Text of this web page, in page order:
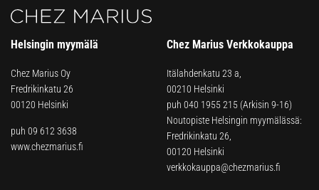
Helsingin myymälä
Chez Marius Oy
Fredrikinkatu 26
00120 Helsinki
puh 09 612 3638
www.chezmarius.fi
Chez Marius Verkkokauppa
Itälahdenkatu 23 a,
00210 Helsinki
puh 040 1955 215 (Arkisin 9-16)
Noutopiste Helsingin myymälässä:
Fredrikinkatu 26,
00120 Helsinki
verkkokauppa@chezmarius.fi